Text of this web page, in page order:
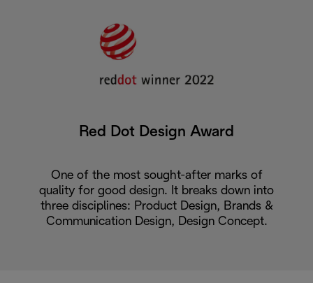
Red Dot Design Award
One of the most sought-after marks of
quality for good design. It breaks down into
three disciplines: Product Design, Brands &
Communication Design, Design Concept.